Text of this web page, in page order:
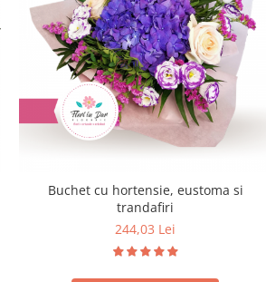
Buchet cu hortensie, eustoma si
trandafiri
244,03 Lei